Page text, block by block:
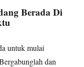
Berada Di
untuk mulai
dan